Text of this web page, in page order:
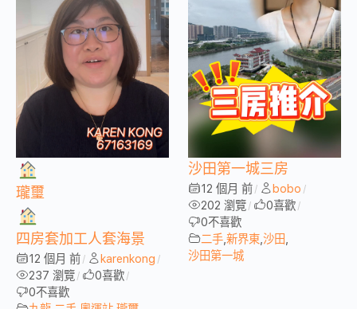
瓏璽
四房套加工人套海景
12 個月 前 / karenkong /
237 瀏覽 / 0喜歡 /
0不喜歡
沙田第一城三房
12 個月 前 / bobo /
202 瀏覽 / 0喜歡 /
0不喜歡
二手 新界東 沙田
沙田第一城